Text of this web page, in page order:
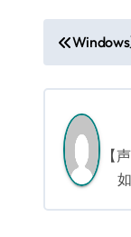
文
章
导
航
【